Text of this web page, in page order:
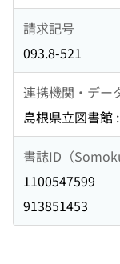
請求記号
093.8-521
連携機関・デー
島根県立図書館
書誌ID（
1100547599
913851453